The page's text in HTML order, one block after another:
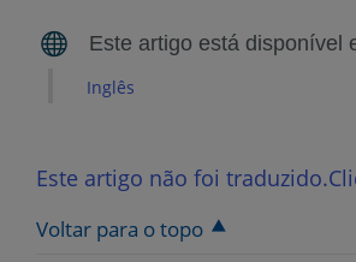
Inglês
Este artigo não foi
Voltar para o topo